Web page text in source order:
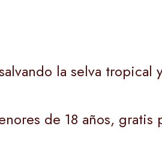
la selva tropical
de 18 años,